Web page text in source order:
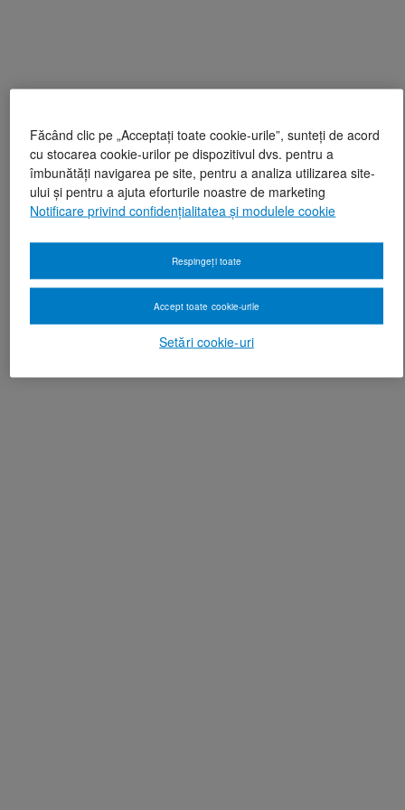
Făcând clic pe „Acceptați toate cookie-urile”, sunteți de acord
cu stocarea cookie-urilor pe dispozitivul dvs. pentru a
îmbunătăți navigarea pe site, pentru a analiza utilizarea site-
ului și pentru a ajuta eforturile noastre de marketing
Notificare privind confidențialitatea și modulele cookie
Setări cookie-uri
Respingeți toate
Accept toate cookie-urile